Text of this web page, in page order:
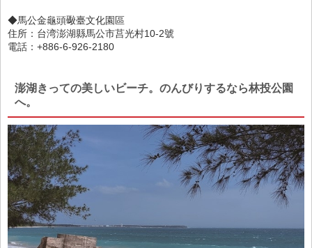
◆馬公金龜頭礮臺文化園區
住所：台湾澎湖縣馬公市莒光村10-2號
電話：+886-6-926-2180
澎湖きっての美しいビーチ。のんびりするなら林投公園
へ。